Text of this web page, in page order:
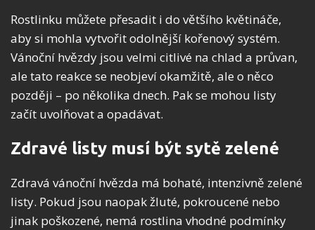
Rostlinku můžete přesadit i do většího květináče,
aby si mohla vytvořit odolnější kořenový systém.
Vánoční hvězdy jsou velmi citlivé na chlad a průvan,
ale tato reakce se neobjeví okamžitě, ale o něco
později – po několika dnech. Pak se mohou listy
začít uvolňovat a opadávat.
Zdravé listy musí být sytě zelené
Zdravá vánoční hvězda má bohaté, intenzivně zelené
listy. Pokud jsou naopak žluté, pokroucené nebo
jinak poškozené, nemá rostlina vhodné podmínky